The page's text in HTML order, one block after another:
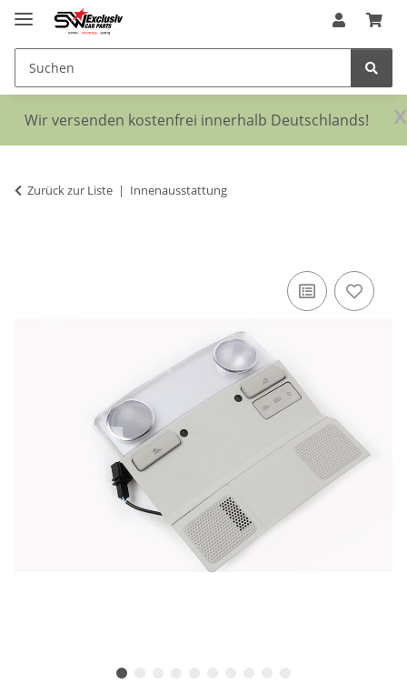
x
Wir versenden kostenfrei innerhalb Deutschlands!
Zurück zur Liste Innenausstattung